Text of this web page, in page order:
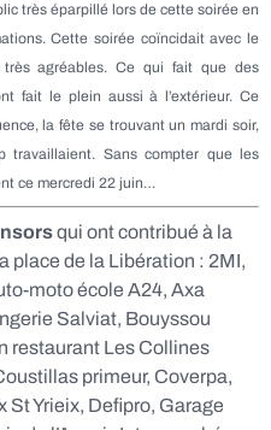
très éparpillé lors de cette soirée en
Cette soirée coïncidait avec le
agréables. Ce qui fait que des
fait le plein aussi à l’extérieur. Ce
la fête se trouvant un mardi soir,
travaillaient. Sans compter que les
ce mercredi 22 juin…
qui ont contribué à la
place de la Libération : 2MI,
moto école A24, Axa
Salviat, Bouyssou
restaurant Les Collines
primeur, Coverpa,
Yrieix, Defipro, Garage